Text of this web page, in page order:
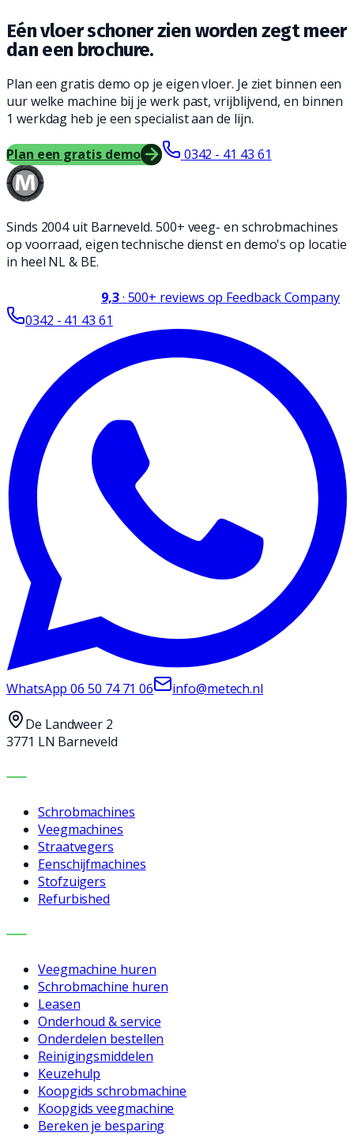
Eén vloer schoner zien worden zegt meer
dan een brochure.
Plan een gratis demo op je eigen vloer. Je ziet binnen een
uur welke machine bij je werk past, vrijblijvend, en binnen
1 werkdag heb je een specialist aan de lijn.
Plan een gratis demo 0342 - 41 43 61
Sinds 2004 uit Barneveld. 500+ veeg- en schrobmachines
op voorraad, eigen technische dienst en demo's op locatie
in heel NL & BE.
9,3· 500+ reviews op Feedback Company
0342 - 41 43 61
WhatsApp06 50 74 71 06 info@metech.nl
De Landweer 2
3771 LN Barneveld
MACHINES
Schrobmachines
Veegmachines
Straatvegers
Eenschijfmachines
Stofzuigers
Refurbished
DIENSTEN
Veegmachine huren
Schrobmachine huren
Leasen
Onderhoud & service
Onderdelen bestellen
Reinigingsmiddelen
Keuzehulp
Koopgids schrobmachine
Koopgids veegmachine
Bereken je besparing